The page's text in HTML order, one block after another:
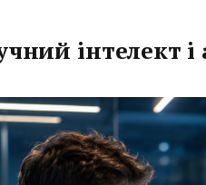
інтелект і